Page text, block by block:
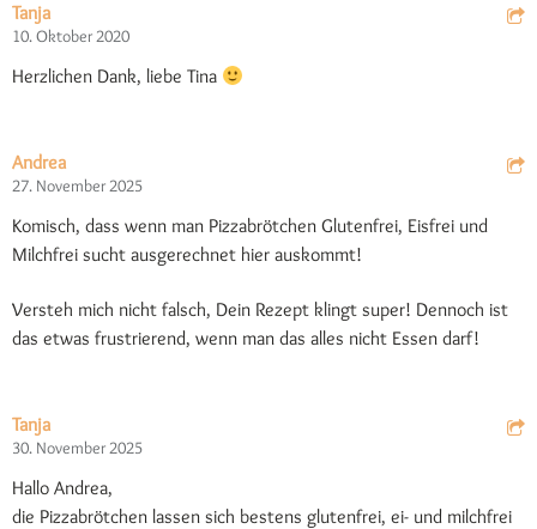
Tanja
10. Oktober 2020
Herzlichen Dank, liebe Tina
Andrea
27. November 2025
Komisch, dass wenn man Pizzabrötchen Glutenfrei, Eisfrei und
Milchfrei sucht ausgerechnet hier auskommt!
Versteh mich nicht falsch, Dein Rezept klingt super! Dennoch ist
das etwas frustrierend, wenn man das alles nicht Essen darf!
Tanja
30. November 2025
Hallo Andrea,
die Pizzabrötchen lassen sich bestens glutenfrei, ei- und milchfrei